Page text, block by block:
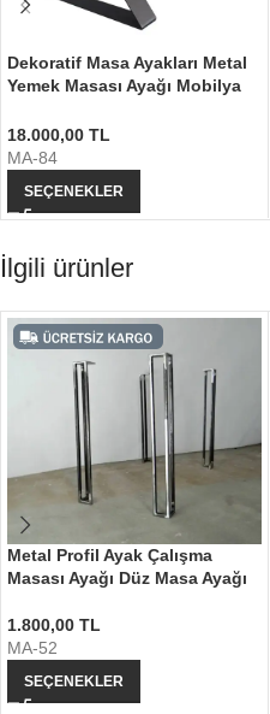
Dekoratif Masa Ayakları Metal
Yemek Masası Ayağı Mobilya
18.000,00 TL
MA-84
SEÇENEKLER
İlgili ürünler
Metal Profil Ayak Çalışma
Masası Ayağı Düz Masa Ayağı
1.800,00 TL
MA-52
SEÇENEKLER